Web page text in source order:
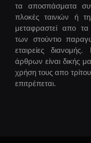
τα αποσπάσματα
πλοκές ταινιών ή
μεταφραστεί απο
των στούντιο
εταιρείες
άρθρων είναι δικής
χρήση τους απο
επιτρέπεται.